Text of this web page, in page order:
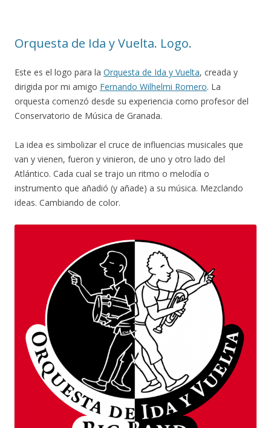
Orquesta de Ida y Vuelta. Logo.
Este es el logo para la Orquesta de Ida y Vuelta, creada y
dirigida por mi amigo Fernando Wilhelmi Romero. La
orquesta comenzó desde su experiencia como profesor del
Conservatorio de Música de Granada.
La idea es simbolizar el cruce de influencias musicales que
van y vienen, fueron y vinieron, de uno y otro lado del
Atlántico. Cada cual se trajo un ritmo o melodía o
instrumento que añadió (y añade) a su música. Mezclando
ideas. Cambiando de color.